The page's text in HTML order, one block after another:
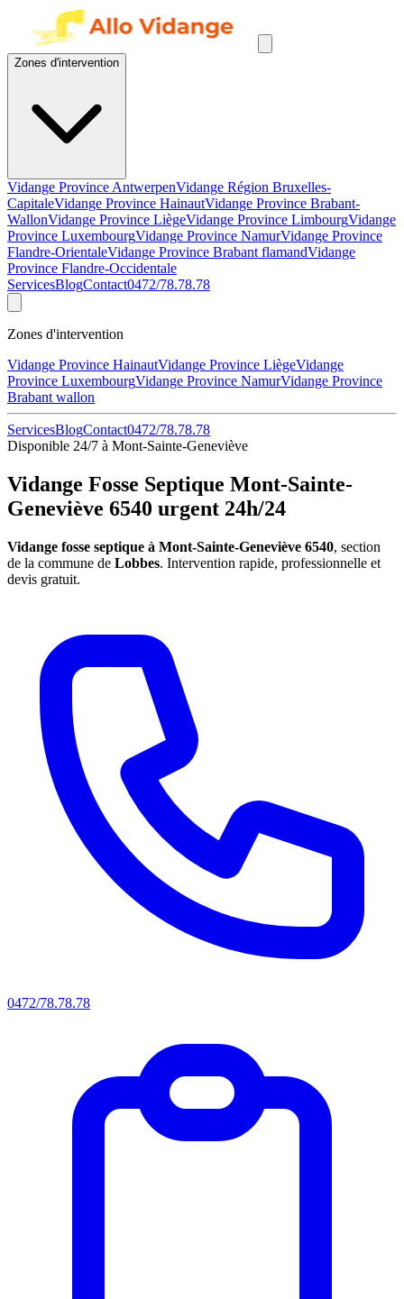
Zones d'intervention
Vidange Province AntwerpenVidange Région Bruxelles-
CapitaleVidange Province HainautVidange Province Brabant-
WallonVidange Province LiègeVidange Province LimbourgVidange
Province LuxembourgVidange Province NamurVidange Province
Flandre-OrientaleVidange Province Brabant flamandVidange
Province Flandre-Occidentale
ServicesBlogContact0472/78.78.78
Zones d'intervention
Vidange Province HainautVidange Province LiègeVidange
Province LuxembourgVidange Province NamurVidange Province
Brabant wallon
ServicesBlogContact0472/78.78.78
Disponible 24/7 à Mont-Sainte-Geneviève
Vidange Fosse Septique Mont-Sainte-
Geneviève 6540 urgent 24h/24
Vidange fosse septique à Mont-Sainte-Geneviève 6540, section
de la commune de Lobbes. Intervention rapide, professionnelle et
devis gratuit.
0472/78.78.78